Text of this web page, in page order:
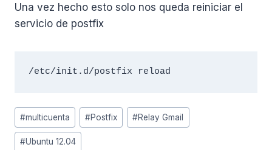
Una vez hecho esto solo nos queda reiniciar el
servicio de postfix
/etc/init.d/postfix reload
Etiquetas
de
la
#multicuenta #Postfix #Relay Gmail
#Ubuntu 12.04